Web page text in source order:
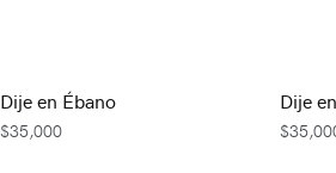
Dije en Ébano
$35,000
Dije
$